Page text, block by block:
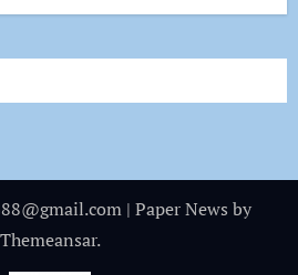
| Paper News by
Themeansar.